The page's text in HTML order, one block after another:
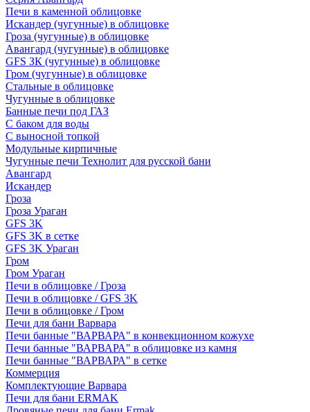
Печи в каменной облицовке
Искандер (чугунные) в облицовке
Гроза (чугунные) в облицовке
Авангард (чугунные) в облицовке
GFS ЗК (чугунные) в облицовке
Гром (чугунные) в облицовке
Стальные в облицовке
Чугунные в облицовке
Банные печи под ГАЗ
С баком для воды
С выносной топкой
Модульные кирпичные
Чугунные печи Технолит для русской бани
Авангард
Искандер
Гроза
Гроза Ураган
GFS 3K
GFS 3K в сетке
GFS 3K Ураган
Гром
Гром Ураган
Печи в облицовке / Гроза
Печи в облицовке / GFS 3K
Печи в облицовке / Гром
Печи для бани Варвара
Печи банные "ВАРВАРА" в конвекционном кожухе
Печи банные "ВАРВАРА" в облицовке из камня
Печи банные "ВАРВАРА" в сетке
Коммерция
Комплектующие Варвара
Печи для бани ERMAK